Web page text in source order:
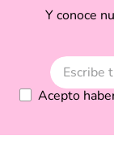
Y conoce
Acepto